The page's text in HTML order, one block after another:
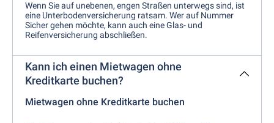
Wenn Sie auf unebenen, engen Straßen unterwegs sind, ist
eine Unterbodenversicherung ratsam. Wer auf Nummer
Sicher gehen möchte, kann auch eine Glas- und
Reifenversicherung abschließen.
Kann ich einen Mietwagen ohne
Kreditkarte buchen?
Mietwagen ohne Kreditkarte buchen